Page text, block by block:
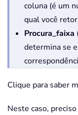
coluna (é um
qual você
Procura_faixa
determina se
Clique para saber
Neste caso,